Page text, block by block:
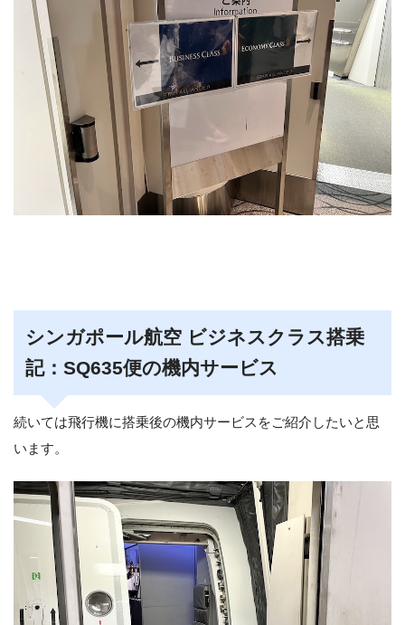
シンガポール航空 ビジネスクラス搭乗
記：SQ635便の機内サービス
続いては飛行機に搭乗後の機内サービスをご紹介したいと思
います。